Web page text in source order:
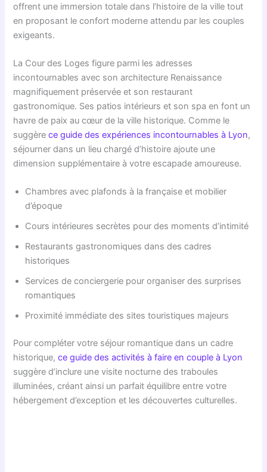
offrent une immersion totale dans l’histoire de la ville tout
en proposant le confort moderne attendu par les couples
exigeants.
La Cour des Loges figure parmi les adresses
incontournables avec son architecture Renaissance
magnifiquement préservée et son restaurant
gastronomique. Ses patios intérieurs et son spa en font un
havre de paix au cœur de la ville historique. Comme le
suggèrece guide des expériences incontournables à Lyon,
séjourner dans un lieu chargé d’histoire ajoute une
dimension supplémentaire à votre escapade amoureuse.
Chambres avec plafonds à la française et mobilier
d’époque
Cours intérieures secrètes pour des moments d’intimité
Restaurants gastronomiques dans des cadres
historiques
Services de conciergerie pour organiser des surprises
romantiques
Proximité immédiate des sites touristiques majeurs
Pour compléter votre séjour romantique dans un cadre
historique,ce guide des activités à faire en couple à Lyon
suggère d’inclure une visite nocturne des traboules
illuminées, créant ainsi un parfait équilibre entre votre
hébergement d’exception et les découvertes culturelles.